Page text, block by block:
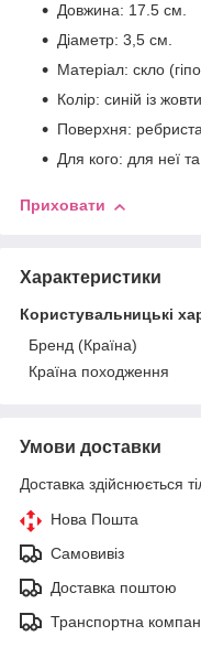
Довжина: 17.5 см.
Діаметр: 3,5 см.
Матеріал: скло
Колір: синій із
Поверхня:
Для кого: для неї
Приховати
Характеристики
Користувальницькі
Бренд (Країна)
Країна походження
Умови доставки
Доставка здійснюється
Нова Пошта
Самовивіз
Доставка поштою
Транспортна